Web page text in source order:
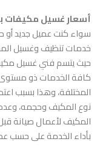
أسعار غسيل مكيفات
سواء كنت عميل جديد
خدمات تنظيف وغسيل
حيث يتسمفني غسيل
كافة الخدمات ذو مستوى
المختلفة، وهذا بسبب
نوع المكيف وحجمه،
المكيف لأعمال صيانة
بأداء الخدمة على حسب